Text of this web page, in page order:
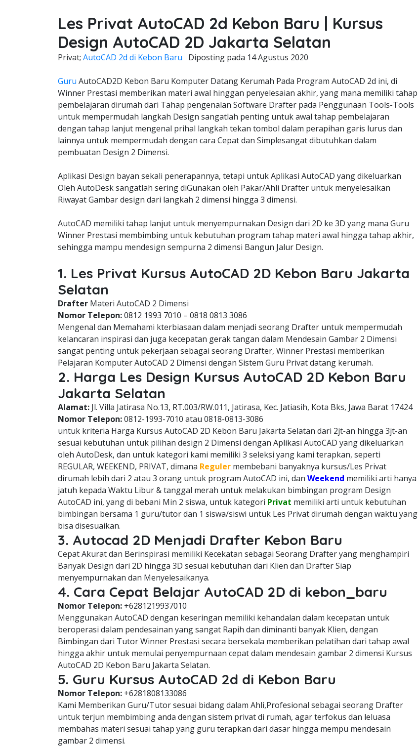
Les Privat AutoCAD 2d Kebon Baru | Kursus
Design AutoCAD 2D Jakarta Selatan
Privat; AutoCAD 2d di Kebon Baru Diposting pada 14 Agustus 2020
Guru AutoCAD2D Kebon Baru Komputer Datang Kerumah Pada Program AutoCAD 2d ini, di
Winner Prestasi memberikan materi awal hinggan penyelesaian akhir, yang mana memiliki tahap
pembelajaran dirumah dari Tahap pengenalan Software Drafter pada Penggunaan Tools-Tools
untuk mempermudah langkah Design sangatlah penting untuk awal tahap pembelajaran
dengan tahap lanjut mengenal prihal langkah tekan tombol dalam perapihan garis lurus dan
lainnya untuk mempermudah dengan cara Cepat dan Simplesangat dibutuhkan dalam
pembuatan Design 2 Dimensi.
Aplikasi Design bayan sekali penerapannya, tetapi untuk Aplikasi AutoCAD yang dikeluarkan
Oleh AutoDesk sangatlah sering diGunakan oleh Pakar/Ahli Drafter untuk menyelesaikan
Riwayat Gambar design dari langkah 2 dimensi hingga 3 dimensi.
AutoCAD memiliki tahap lanjut untuk menyempurnakan Design dari 2D ke 3D yang mana Guru
Winner Prestasi membimbing untuk kebutuhan program tahap materi awal hingga tahap akhir,
sehingga mampu mendesign sempurna 2 dimensi Bangun Jalur Design.
1. Les Privat Kursus AutoCAD 2D Kebon Baru Jakarta
Selatan
Drafter Materi AutoCAD 2 Dimensi
Nomor Telepon:0812 1993 7010 – 0818 0813 3086
Mengenal dan Memahami kterbiasaan dalam menjadi seorang Drafter untuk mempermudah
kelancaran inspirasi dan juga kecepatan gerak tangan dalam Mendesain Gambar 2 Dimensi
sangat penting untuk pekerjaan sebagai seorang Drafter, Winner Prestasi memberikan
Pelajaran Komputer AutoCAD 2 Dimensi dengan Sistem Guru Privat datang kerumah.
2. Harga Les Design Kursus AutoCAD 2D Kebon Baru
Jakarta Selatan
Alamat: Jl. Villa Jatirasa No.13, RT.003/RW.011, Jatirasa, Kec. Jatiasih, Kota Bks, Jawa Barat 17424
Nomor Telepon:0812-1993-7010 atau 0818-0813-3086
untuk kriteria Harga Kursus AutoCAD 2D Kebon Baru Jakarta Selatan dari 2jt-an hingga 3jt-an
sesuai kebutuhan untuk pilihan design 2 Dimensi dengan Aplikasi AutoCAD yang dikeluarkan
oleh AutoDesk, dan untuk kategori kami memiliki 3 seleksi yang kami terapkan, seperti
REGULAR, WEEKEND, PRIVAT, dimana Reguler membebani banyaknya kursus/Les Privat
dirumah lebih dari 2 atau 3 orang untuk program AutoCAD ini, dan Weekend memiliki arti hanya
jatuh kepada Waktu Libur & tanggal merah untuk melakukan bimbingan program Design
AutoCAD ini, yang di bebani Min 2 siswa, untuk kategori Privat memiliki arti untuk kebutuhan
bimbingan bersama 1 guru/tutor dan 1 siswa/siswi untuk Les Privat dirumah dengan waktu yang
bisa disesuaikan.
3. Autocad 2D Menjadi Drafter Kebon Baru
Cepat Akurat dan Berinspirasi memiliki Kecekatan sebagai Seorang Drafter yang menghampiri
Banyak Design dari 2D hingga 3D sesuai kebutuhan dari Klien dan Drafter Siap
menyempurnakan dan Menyelesaikanya.
4. Cara Cepat Belajar AutoCAD 2D di kebon_baru
Nomor Telepon: +6281219937010
Menggunakan AutoCAD dengan keseringan memiliki kehandalan dalam kecepatan untuk
beroperasi dalam pendesainan yang sangat Rapih dan diminanti banyak Klien, dengan
Bimbingan dari Tutor Winner Prestasi secara bersekala memberikan pelatihan dari tahap awal
hingga akhir untuk memulai penyempurnaan cepat dalam mendesain gambar 2 dimensi Kursus
AutoCAD 2D Kebon Baru Jakarta Selatan.
5. Guru Kursus AutoCAD 2d di Kebon Baru
Nomor Telepon: +6281808133086
Kami Memberikan Guru/Tutor sesuai bidang dalam Ahli,Profesional sebagai seorang Drafter
untuk terjun membimbing anda dengan sistem privat di rumah, agar terfokus dan leluasa
membahas materi sesuai tahap yang guru terapkan dari dasar hingga mempu mendesain
gambar 2 dimensi.